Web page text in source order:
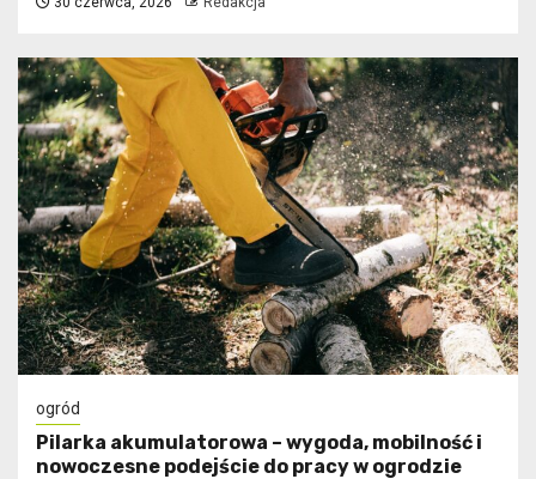
ogród
Pilarka akumulatorowa – wygoda, mobilność i
nowoczesne podejście do pracy w ogrodzie